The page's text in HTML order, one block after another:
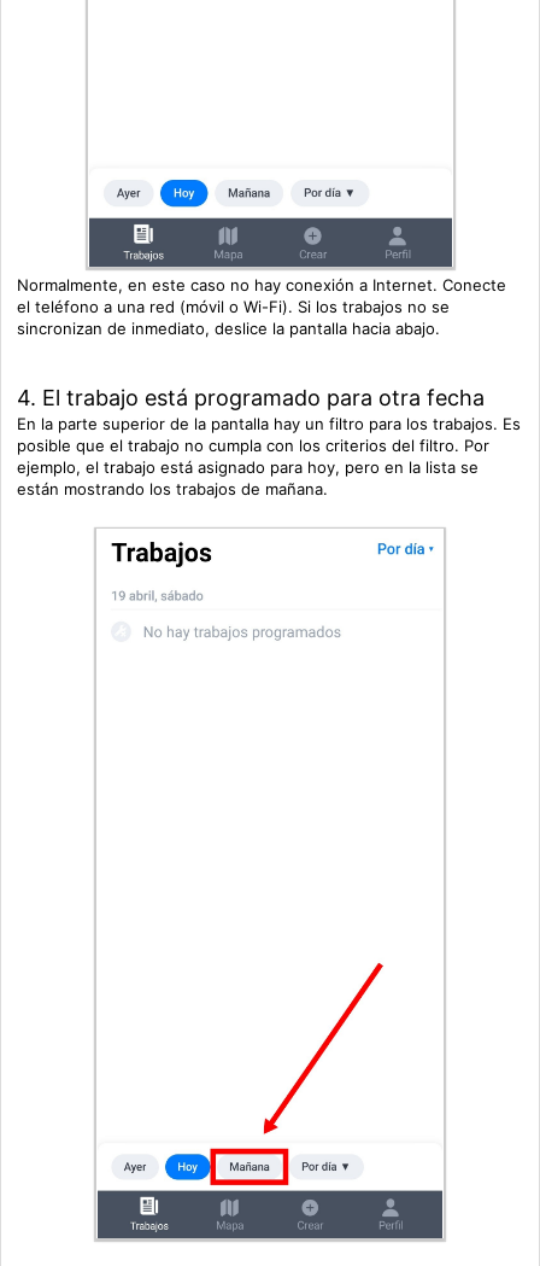
Normalmente, en este caso no hay conexión a Internet. Conecte
el teléfono a una red (móvil o Wi-Fi). Si los trabajos no se
sincronizan de inmediato, deslice la pantalla hacia abajo.
4. El trabajo está programado para otra fecha
En la parte superior de la pantalla hay un filtro para los trabajos. Es
posible que el trabajo no cumpla con los criterios del filtro. Por
ejemplo, el trabajo está asignado para hoy, pero en la lista se
están mostrando los trabajos de mañana.